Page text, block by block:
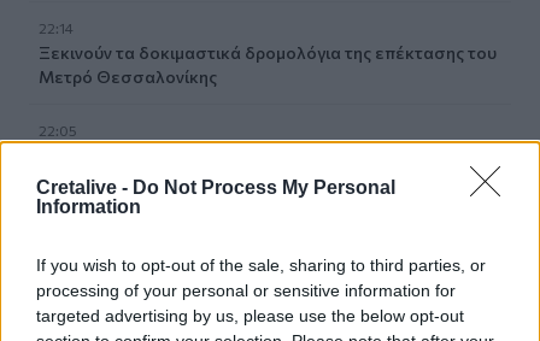
Cretalive - Do Not Process My Personal
Information
If you wish to opt-out of the sale, sharing to third parties, or
processing of your personal or sensitive information for
targeted advertising by us, please use the below opt-out
22:14
Ξεκινούν τα δοκιμαστικά δρομολόγια της επέκτασης του
Μετρό Θεσσαλονίκης
22:05
πάνω από 2 εκατ. ευρώ
Συρία: Βόμβα εξερράγη σε λεωφορείο κοντά στη
Δαμασκό – Τουλάχιστον 2 νεκροί και 13 τραυματίες
21:43